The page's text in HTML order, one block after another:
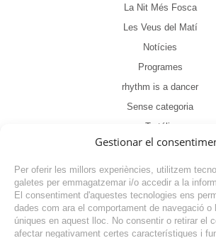
Gestionar el
Per oferir les millors experiències, utilitzem
galetes per emmagatzemar i/o accedir a la
El consentiment d'aquestes tecnologies ens
dades com ara el comportament de navegació o
úniques en aquest lloc. No consentir o retirar el
afectar negativament certes característiques i
La Nit Més Fosca
Les Veus del Matí
Notícies
Programes
rhythm is a dancer
Sense categoria
Tertúlia
NOTÍCIA ANTERIOR
NOTÍCIA SEGÜENT